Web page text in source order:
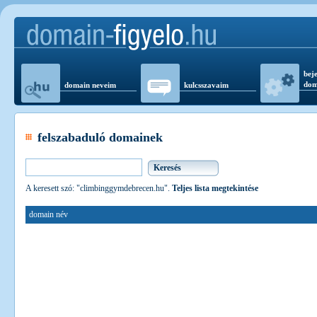
domain neveim kulcsszavaim
felszabaduló domainek
A keresett szó: "climbinggymdebrecen.hu". Teljes lista megtekintése
domain név